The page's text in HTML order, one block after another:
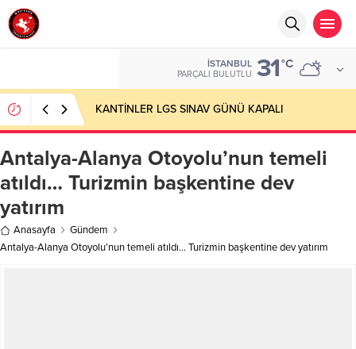
İSTANBUL
PARÇALI BULUTLU 31°C
KANTİNLER LGS SINAV GÜNÜ KAPALI
Antalya-Alanya Otoyolu’nun temeli
atıldı… Turizmin başkentine dev
yatırım
Anasayfa
Gündem
Antalya-Alanya Otoyolu’nun temeli atıldı… Turizmin başkentine dev yatırım